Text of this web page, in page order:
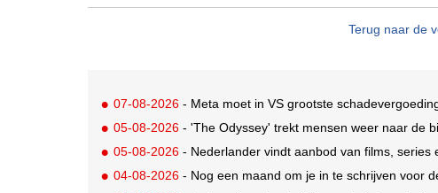
Terug naar de
07-08-2026 - Meta moet in VS grootste
05-08-2026 - 'The Odyssey' trekt mensen weer naar de
05-08-2026 - Nederlander vindt aanbod van films, series
04-08-2026 - Nog een maand om je in te schrijven voor